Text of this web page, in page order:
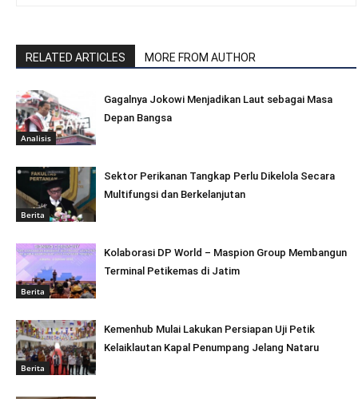
RELATED ARTICLES MORE FROM AUTHOR
Analisis
Gagalnya Jokowi Menjadikan Laut sebagai Masa
Depan Bangsa
Berita
Sektor Perikanan Tangkap Perlu Dikelola Secara
Multifungsi dan Berkelanjutan
Berita
Kolaborasi DP World – Maspion Group Membangun
Terminal Petikemas di Jatim
Berita
Kemenhub Mulai Lakukan Persiapan Uji Petik
Kelaiklautan Kapal Penumpang Jelang Nataru